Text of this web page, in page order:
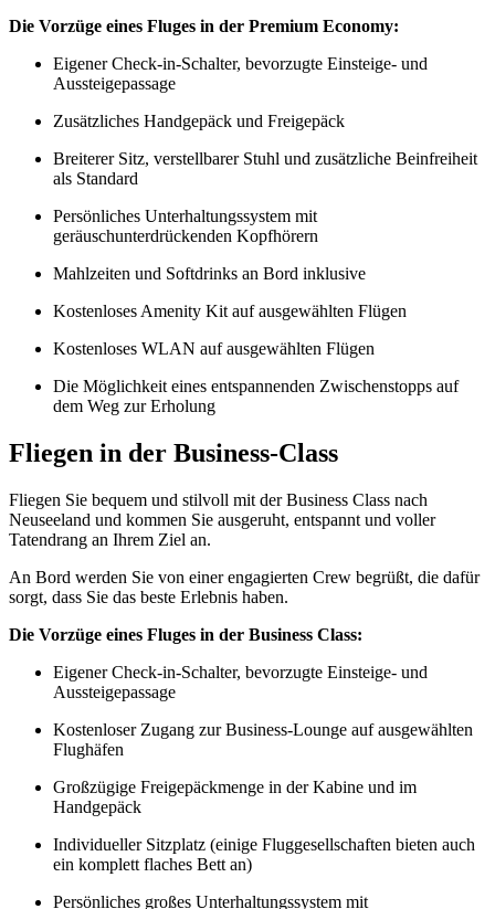
Die Vorzüge eines Fluges in der Premium Economy:
Eigener Check-in-Schalter, bevorzugte Einsteige- und
Aussteigepassage
Zusätzliches Handgepäck und Freigepäck
Breiterer Sitz, verstellbarer Stuhl und zusätzliche Beinfreiheit
als Standard
Persönliches Unterhaltungssystem mit
geräuschunterdrückenden Kopfhörern
Mahlzeiten und Softdrinks an Bord inklusive
Kostenloses Amenity Kit auf ausgewählten Flügen
Kostenloses WLAN auf ausgewählten Flügen
Die Möglichkeit eines entspannenden Zwischenstopps auf
dem Weg zur Erholung
Fliegen in der Business-Class
Fliegen Sie bequem und stilvoll mit der Business Class nach
Neuseeland und kommen Sie ausgeruht, entspannt und voller
Tatendrang an Ihrem Ziel an.
An Bord werden Sie von einer engagierten Crew begrüßt, die dafür
sorgt, dass Sie das beste Erlebnis haben.
Die Vorzüge eines Fluges in der Business Class:
Eigener Check-in-Schalter, bevorzugte Einsteige- und
Aussteigepassage
Kostenloser Zugang zur Business-Lounge auf ausgewählten
Flughäfen
Großzügige Freigepäckmenge in der Kabine und im
Handgepäck
Individueller Sitzplatz (einige Fluggesellschaften bieten auch
ein komplett flaches Bett an)
Persönliches großes Unterhaltungssystem mit